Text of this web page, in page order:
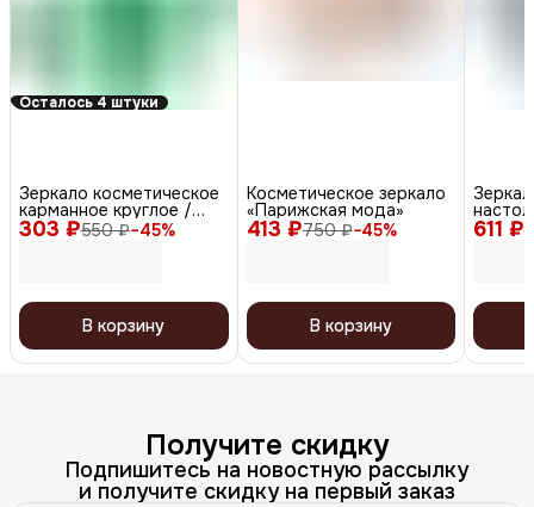
Осталось 4 штуки
303 ₽550 ₽−45%
Зеркало косметическое
карманное круглое /
Комфорт DBK2706,
В корзину
413 ₽750 ₽−45%
Косметическое зеркало
«Парижская мода»
В корзину
611 ₽
Получите скидку
Подпишитесь на новостную рассылку
и получите скидку на первый заказ